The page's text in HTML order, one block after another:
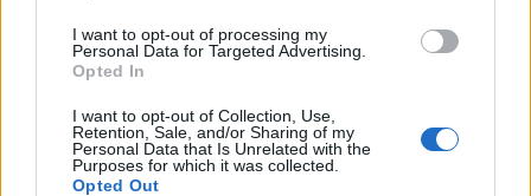
I want to opt-out of processing my
Personal Data for Targeted Advertising.
Opted In
I want to opt-out of Collection, Use,
Retention, Sale, and/or Sharing of my
Personal Data that Is Unrelated with the
Purposes for which it was collected.
Opted Out
Simulazione Test Professioni sanitarie
2013/2014 università di Ferrara
Simulazione Test Professioni Sanitarie
2012/2013 università di Ferrara